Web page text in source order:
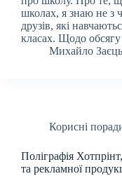
школах, я знаю не з
друзів, які
класах. Щодо
Михайло Заєць
Корисні
Поліграфія
та рекламної